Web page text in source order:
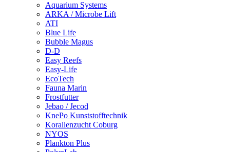
Aquarium Systems
ARKA / Microbe Lift
ATI
Blue Life
Bubble Magus
D-D
Easy Reefs
Easy-Life
EcoTech
Fauna Marin
Frostfutter
Jebao / Jecod
KnePo Kunststofftechnik
Korallenzucht Coburg
NYOS
Plankton Plus